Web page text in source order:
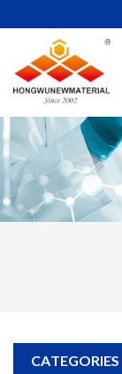
CATEGORIES